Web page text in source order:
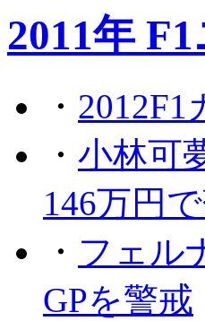
2011年
・ 2012F1
・ 小林可
146万円
・ フェル
GPを警戒